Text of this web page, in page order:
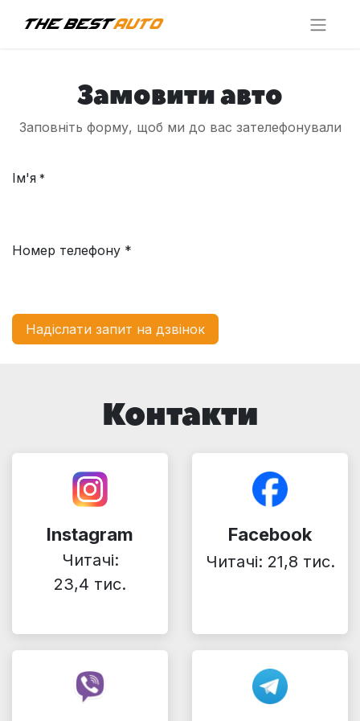
Замовити авто
Заповніть форму, щоб ми до вас зателефонували
Ім'я *
Номер телефону *
Надіслати запит на дзвінок
Контакти
Instagram
Читачі:
23,4 тис.
Facebook
Читачі: 21,8 тис.